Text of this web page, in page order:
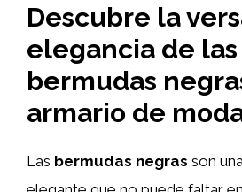
Descubre la
elegancia de las
bermudas
armario de
Las bermudas negras son